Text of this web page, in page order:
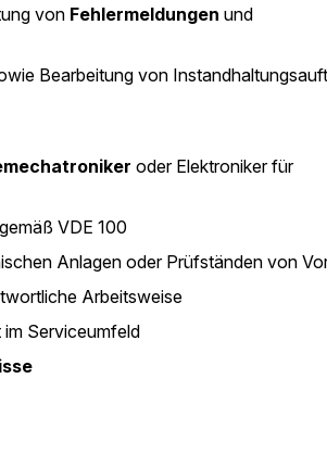
von Fehlermeldungen und
Bearbeitung von
oder Elektroniker für
gemäß VDE 100
Anlagen oder Prüfständen von
Arbeitsweise
Serviceumfeld